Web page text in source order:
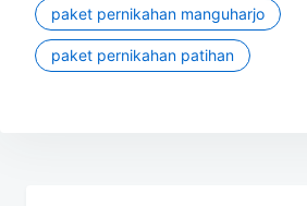
paket pernikahan manguharjo
paket pernikahan patihan